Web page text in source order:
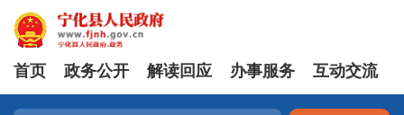
首页 政务公开 解读回应 办事服务 互动交流